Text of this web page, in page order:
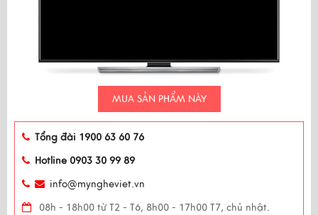
MUA SẢN PHẨM NÀY
Tổng đài 1900 63 60 76
Hotline 0903 30 99 89
info@myngheviet.vn
08h - 18h00 từ T2 - T6, 8h00 - 17h00 T7, chủ nhật.